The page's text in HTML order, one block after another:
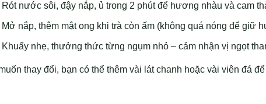
Rót nước sôi, đậy nắp, ủ trong 2 phút để hương nhàu và cam
Mở nắp, thêm mật ong khi trà còn ấm (không quá nóng để giữ
Khuấy nhẹ, thưởng thức từng ngụm nhỏ – cảm nhận vị ngọt
thay đổi, bạn có thể thêm vài lát chanh hoặc vài viên đá